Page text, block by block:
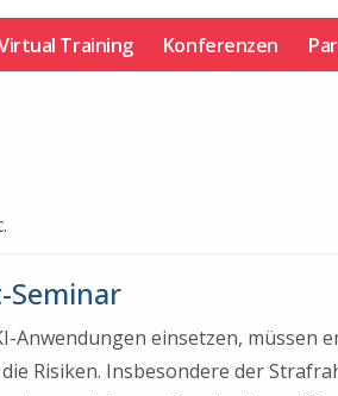
Training Konferenzen
Seminar
Anwendungen einsetzen, müssen
Risiken. Insbesondere der